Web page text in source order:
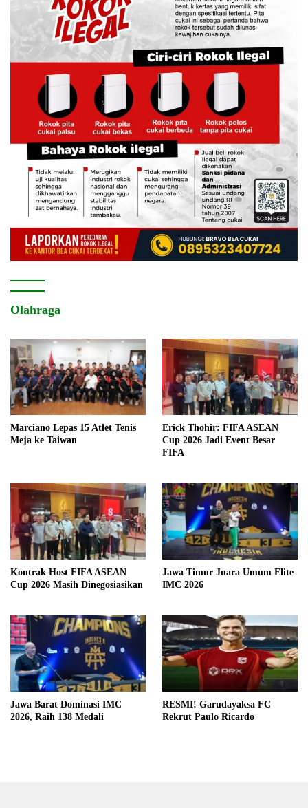
Olahraga
Marciano Lepas 15 Atlet Tenis
Meja ke Taiwan
Erick Thohir: FIFA ASEAN
Cup 2026 Jadi Event Besar
FIFA
Kontrak Host FIFA ASEAN
Cup 2026 Masih Dinegosiasikan
Jawa Timur Juara Umum Elite
IMC 2026
Jawa Barat Dominasi IMC
2026, Raih 138 Medali
RESMI! Garudayaksa FC
Rekrut Paulo Ricardo